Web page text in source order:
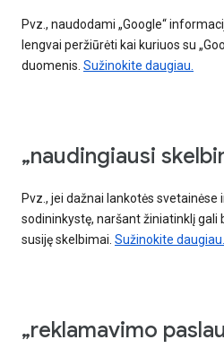
Pvz., naudodami „Google“
lengvai peržiūrėti kai kuriuos su
duomenis. Sužinokite daugiau.
„naudingiausi
Pvz., jei dažnai lankotės svetainėse
sodininkystę, naršant žiniatinklį gali
susiję skelbimai. Sužinokite daugiau.
„reklamavimo